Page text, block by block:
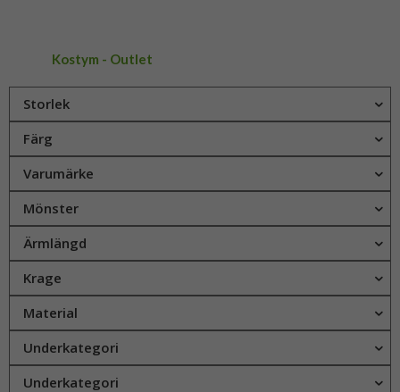
Kostym - Outlet
Storlek
Färg
Varumärke
Mönster
Ärmlängd
Krage
Material
Underkategori
Underkategori